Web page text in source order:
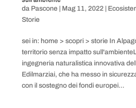
da Pascone| Mag 11, 2022|
Storie
sei in: home > scopri > storie In
territorio senza impatto
ingegneria naturalistica innovativa
Edilmarziai, che ha messo in
con il sostegno dei fondi europei...